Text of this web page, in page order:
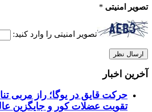
تصویر امنیتی *
تصویر امنیتی را وارد کنید:
آخرین اخبار
حرکت قایق در یوگا؛ راز مربی
تقویت عضلات کور و جایگزین